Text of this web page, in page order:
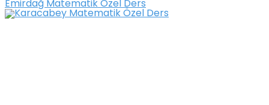
Emirdağ Matematik Özel Ders